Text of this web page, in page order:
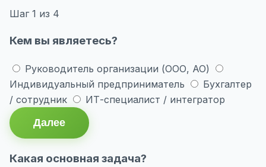
Шаг 1 из 4
Кем вы являетесь?
Руководитель организации (ООО, АО)
Индивидуальный предприниматель
Бухгалтер
/ сотрудник
ИТ-специалист / интегратор
Далее
Какая основная задача?